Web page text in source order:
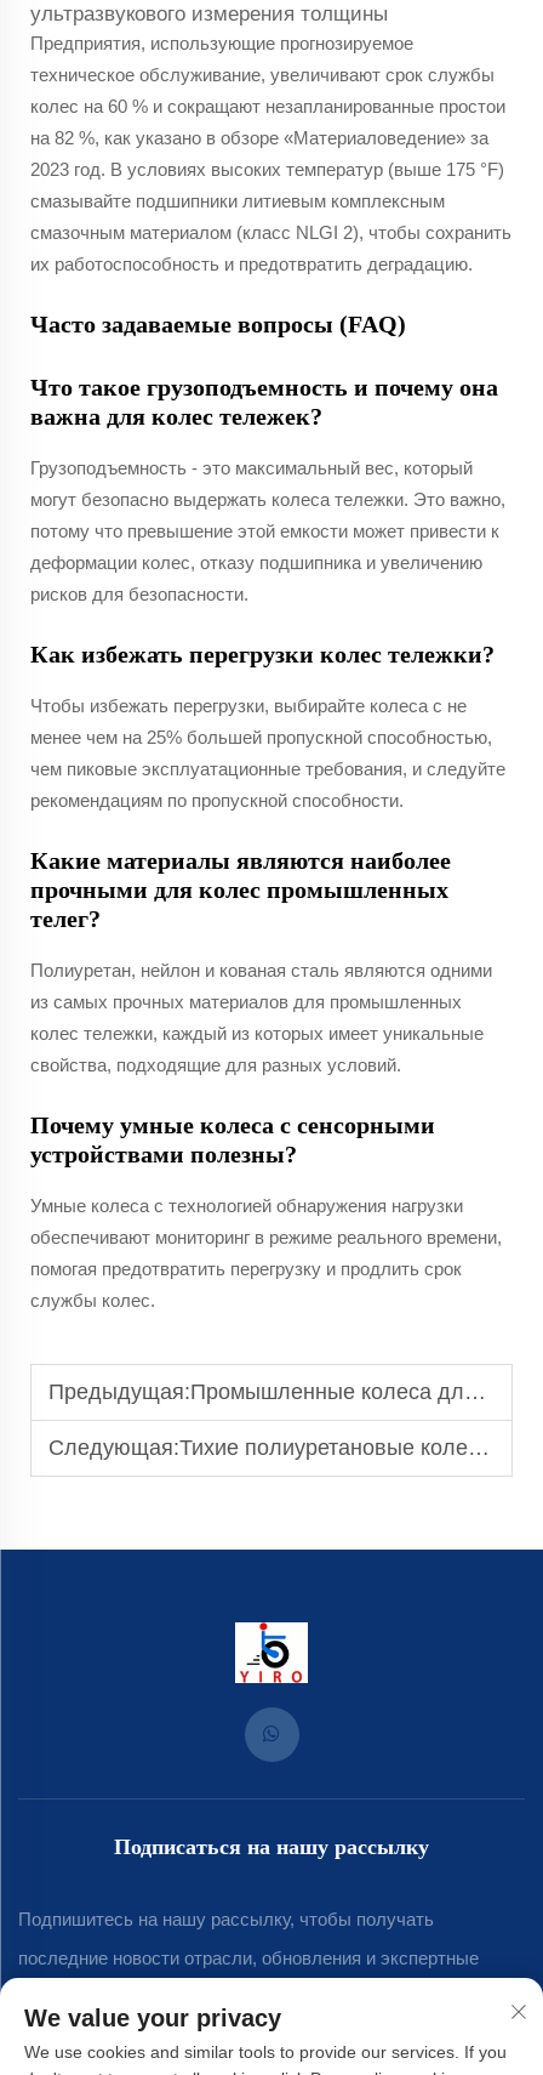
ультразвукового измерения толщины
Предприятия, использующие прогнозируемое
техническое обслуживание, увеличивают срок службы
колес на 60 % и сокращают незапланированные простои
на 82 %, как указано в обзоре «Материаловедение» за
2023 год. В условиях высоких температур (выше 175 °F)
смазывайте подшипники литиевым комплексным
смазочным материалом (класс NLGI 2), чтобы сохранить
их работоспособность и предотвратить деградацию.
Часто задаваемые вопросы (FAQ)
Что такое грузоподъемность и почему она
важна для колес тележек?
Грузоподъемность - это максимальный вес, который
могут безопасно выдержать колеса тележки. Это важно,
потому что превышение этой емкости может привести к
деформации колес, отказу подшипника и увеличению
рисков для безопасности.
Как избежать перегрузки колес тележки?
Чтобы избежать перегрузки, выбирайте колеса с не
менее чем на 25% большей пропускной способностью,
чем пиковые эксплуатационные требования, и следуйте
рекомендациям по пропускной способности.
Какие материалы являются наиболее
прочными для колес промышленных
телег?
Полиуретан, нейлон и кованая сталь являются одними
из самых прочных материалов для промышленных
колес тележки, каждый из которых имеет уникальные
свойства, подходящие для разных условий.
Почему умные колеса с сенсорными
устройствами полезны?
Умные колеса с технологией обнаружения нагрузки
обеспечивают мониторинг в режиме реального времени,
помогая предотвратить перегрузку и продлить срок
службы колес.
Предыдущая:Промышленные колеса для тележек: обеспечение устойчивости при частом использовании
Следующая:Тихие полиуретановые колеса: идеальны для офисных и больничных помещений
Подписаться на нашу рассылку
Подпишитесь на нашу рассылку, чтобы получать
последние новости отрасли, обновления и экспертные
We value your privacy
We use cookies and similar tools to provide our services. If you